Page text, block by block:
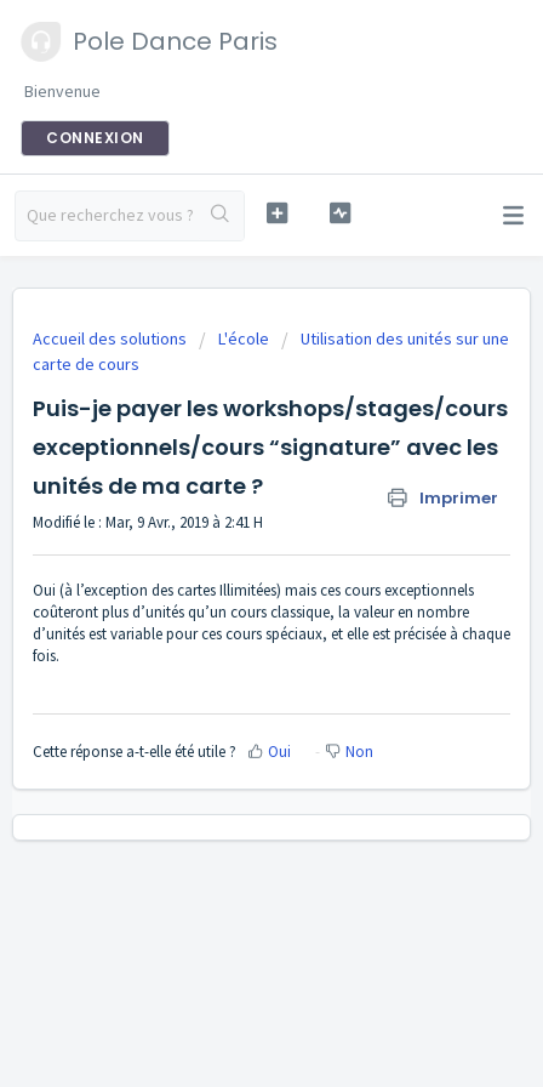
Pole Dance Paris
Bienvenue
CONNEXION
Accueil des solutions L'école
Utilisation des unités sur une
carte de cours
Puis-je payer les workshops/stages/cours
exceptionnels/cours “signature” avec les
unités de ma carte ?
Imprimer
Modifié le : Mar, 9 Avr., 2019 à 2:41 H
Oui (à l’exception des cartes Illimitées) mais ces cours exceptionnels
coûteront plus d’unités qu’un cours classique, la valeur en nombre
d’unités est variable pour ces cours spéciaux, et elle est précisée à chaque
fois.
Cette réponse a-t-elle été utile ? Oui Non